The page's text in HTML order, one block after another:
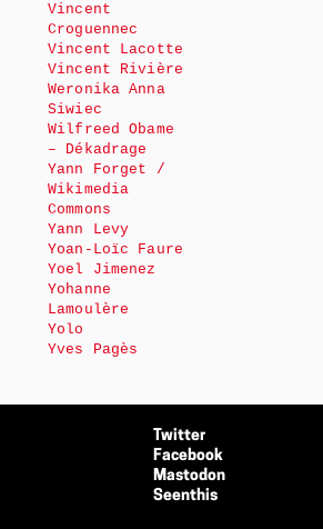
Vincent
Croguennec
Vincent Lacotte
Vincent Rivière
Weronika Anna
Siwiec
Wilfreed Obame
– Dékadrage
Yann Forget /
Wikimedia
Commons
Yann Levy
Yoan-Loïc Faure
Yoel Jimenez
Yohanne
Lamoulère
Yolo
Yves Pagès
Twitter
Facebook
Mastodon
Seenthis